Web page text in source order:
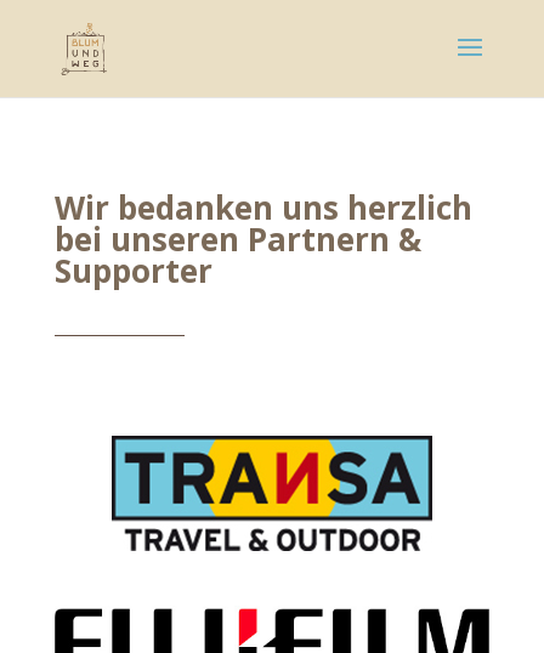
Wir bedanken uns herzlich
bei unseren Partnern &
Supporter